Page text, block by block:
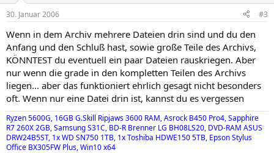
30. Januar 2006 #3
Wenn in dem Archiv mehrere Dateien drin sind und du den
Anfang und den Schluß hast, sowie große Teile des Archivs,
KÖNNTEST du eventuell ein paar Dateien rauskriegen. Aber
nur wenn die grade in den kompletten Teilen des Archivs
liegen... aber das funktioniert ehrlich gesagt nicht besonders
oft. Wenn nur eine Datei drin ist, kannst du es vergessen
Ryzen 5600G, 16GB G.Skill Ripjaws 3600 RAM, Asrock B450 Pro4, Sapphire
R7 260X 2GB, Samsung S31C, BD-R Brenner LG BH08LS20, DVD-RAM ASUS
DRW24B5ST, 1x WD SN750 1TB, 1x Toshiba HDWE150 5TB, Epson Stylus
Office BX305FW Plus, Win10 x64